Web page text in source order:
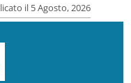
il 5 Agosto, 2026